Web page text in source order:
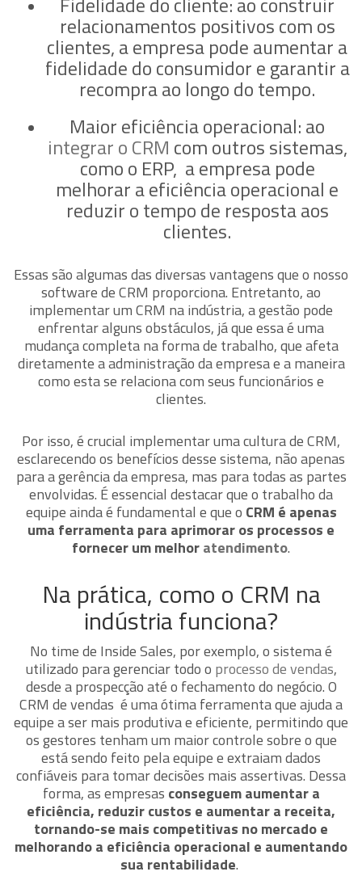
relacionamentos positivos com os
clientes, a empresa pode aumentar a
fidelidade do consumidor e garantir a
recompra ao longo do tempo.
Maior eficiência operacional:ao
integrar o CRM com outros sistemas,
como o ERP, a empresa pode
melhorar a eficiência operacional e
reduzir o tempo de resposta aos
clientes.
Essas são algumas das diversas vantagens que o nosso
software de CRM proporciona. Entretanto, ao
implementar um CRM na indústria, a gestão pode
enfrentar alguns obstáculos, já que essa é uma
mudança completa na forma de trabalho, que afeta
diretamente a administração da empresa e a maneira
como esta se relaciona com seus funcionários e
clientes.
Por isso, é crucial implementar uma cultura de CRM,
esclarecendo os benefícios desse sistema, não apenas
para a gerência da empresa, mas para todas as partes
envolvidas. É essencial destacar que o trabalho da
equipe ainda é fundamental e que o CRM é apenas
uma ferramenta para aprimorar os processos e
fornecer um melhoratendimento.
Na prática, como o CRM na
indústria funciona?
No time de Inside Sales, por exemplo, o sistema é
utilizado para gerenciar todo o processo de vendas,
desde a prospecção até o fechamento do negócio. O
CRM de vendas é uma ótima ferramenta que ajuda a
equipe a ser mais produtiva e eficiente, permitindo que
os gestores tenham um maior controle sobre o que
está sendo feito pela equipe e extraiam dados
confiáveis para tomar decisões mais assertivas. Dessa
forma, as empresas conseguem aumentar a
eficiência, reduzir custos e aumentar a receita,
tornando-se mais competitivas no mercado e
melhorando a eficiência operacional e aumentando
sua rentabilidade.